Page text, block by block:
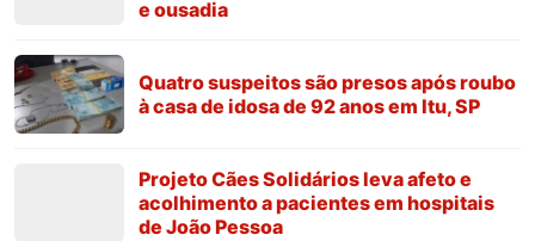
e ousadia
Quatro suspeitos são presos após roubo
à casa de idosa de 92 anos em Itu, SP
Projeto Cães Solidários leva afeto e
acolhimento a pacientes em hospitais
de João Pessoa